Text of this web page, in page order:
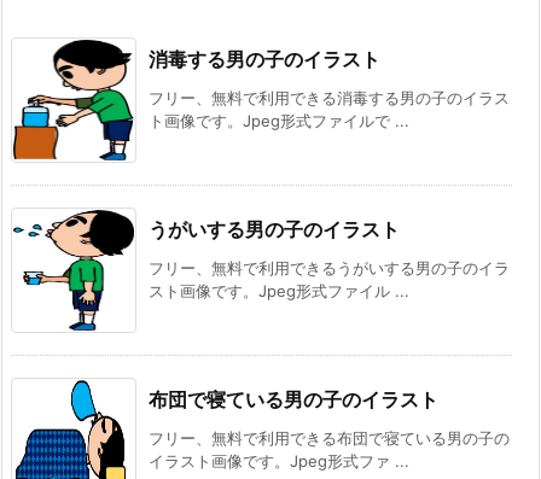
消毒する男の子のイラスト
フリー、無料で利用できる消毒する男の子のイラス
ト画像です。Jpeg形式ファイルで ...
うがいする男の子のイラスト
フリー、無料で利用できるうがいする男の子のイラ
スト画像です。Jpeg形式ファイル ...
布団で寝ている男の子のイラスト
フリー、無料で利用できる布団で寝ている男の子の
イラスト画像です。Jpeg形式ファ ...